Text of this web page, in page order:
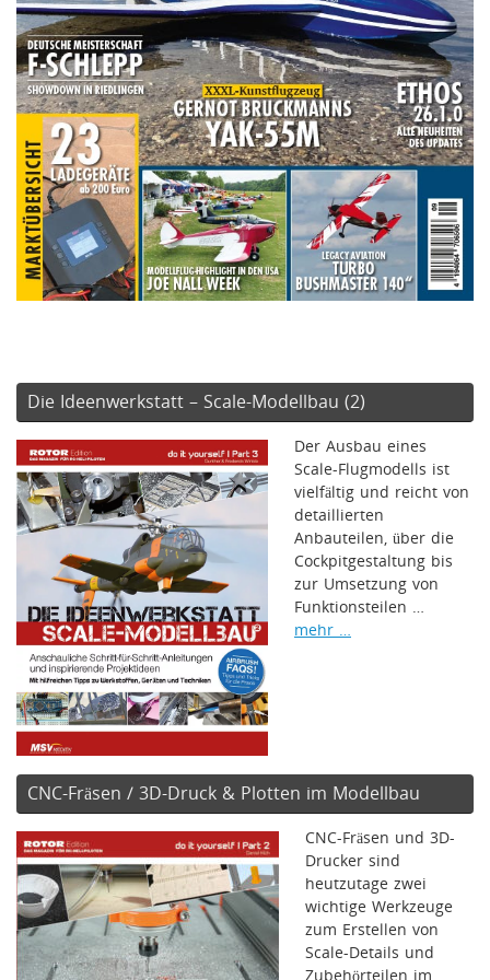
Die Ideenwerkstatt – Scale-Modellbau (2)
Der Ausbau eines
Scale-Flugmodells ist
vielfältig und reicht von
detaillierten
Anbauteilen, über die
Cockpitgestaltung bis
zur Umsetzung von
Funktionsteilen …
mehr …
CNC-Fräsen / 3D-Druck & Plotten im Modellbau
CNC-Fräsen und 3D-
Drucker sind
heutzutage zwei
wichtige Werkzeuge
zum Erstellen von
Scale-Details und
Zubehörteilen im